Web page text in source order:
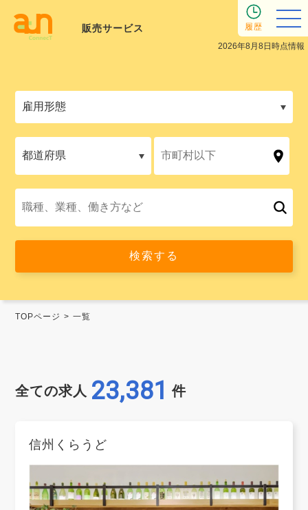
販売サービス
2026年8月8日時点情報
履歴
TOPページ 一覧
全ての求人 23,381 件
信州くらうど